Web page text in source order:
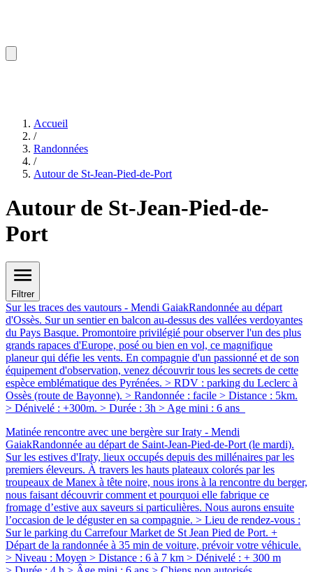
Accueil
/
Randonnées
/
Autour de St-Jean-Pied-de-Port
Autour de St-Jean-Pied-de-
Port
Filtrer
Sur les traces des vautours - Mendi GaiakRandonnée au départ
d'Ossès. Sur un sentier en balcon au-dessus des vallées verdoyantes
du Pays Basque. Promontoire privilégié pour observer l'un des plus
grands rapaces d'Europe, posé ou bien en vol, ce magnifique
planeur qui défie les vents. En compagnie d'un passionné et de son
équipement d'observation, venez découvrir tous les secrets de cette
espèce emblématique des Pyrénées. > RDV : parking du Leclerc à
Ossès (route de Bayonne). > Randonnée : facile > Distance : 5km.
> Dénivelé : +300m. > Durée : 3h > Age mini : 6 ans
Matinée rencontre avec une bergère sur Iraty - Mendi
GaiakRandonnée au départ de Saint-Jean-Pied-de-Port (le mardi).
Sur les estives d'Iraty, lieux occupés depuis des millénaires par les
premiers éleveurs. À travers les hauts plateaux colorés par les
troupeaux de Manex à tête noire, nous irons à la rencontre du berger,
nous faisant découvrir comment et pourquoi elle fabrique ce
fromage d’estive aux saveurs si particulières. Nous aurons ensuite
l’occasion de le déguster en sa compagnie. > Lieu de rendez-vous :
Sur le parking du Carrefour Market de St Jean Pied de Port. +
Départ de la randonnée à 35 min de voiture, prévoir votre véhicule.
> Niveau : Moyen > Distance : 6 à 7 km > Dénivelé : + 300 m